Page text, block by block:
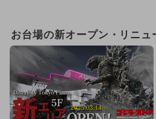
GW(ゴールデンウィーク)
キャラクター グル
2026年7月のイベント
2025年12月のイベント
お台場の新オープン・リニュ